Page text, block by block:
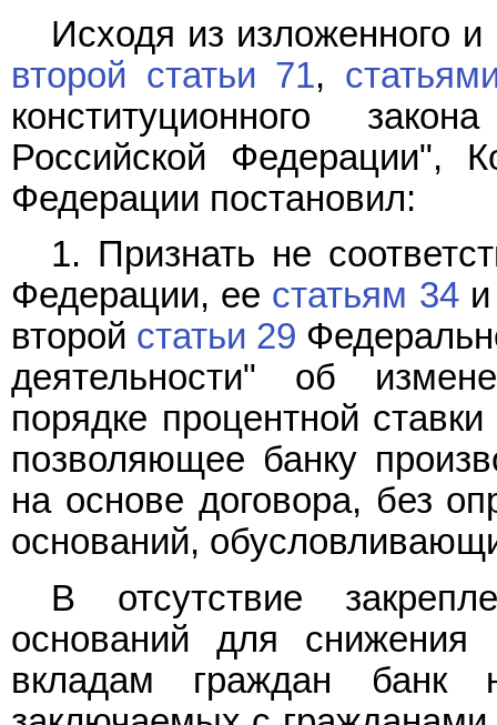
Исходя из изложенного и
второй статьи 71,
конституционного
Российской Федерации",
Федерации постановил:
1. Признать не
Федерации, ее статьям 34
второй статьи 29
деятельности" об
порядке процентной
позволяющее банку
на основе договора, без
оснований,
В отсутствие
оснований для снижения
вкладам граждан банк